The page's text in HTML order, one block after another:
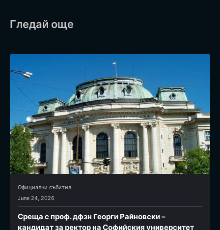
Гледай още
Официални събития
June 24, 2026
Среща с проф. дфзн Георги Райновски –
кандидат за ректор на Софийския университет